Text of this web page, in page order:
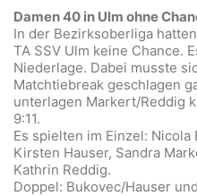
Damen 40 in Ulm ohne
In der Bezirksoberliga
TA SSV Ulm keine Chance.
Niederlage. Dabei musste
Matchtiebreak geschlagen
unterlagen Markert/Reddig
9:11.
Es spielten im Einzel: Nicola
Kirsten Hauser, Sandra
Kathrin Reddig.
Doppel: Bukovec/Hauser